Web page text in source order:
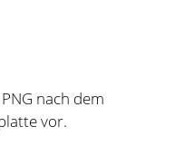
nach dem
vor.